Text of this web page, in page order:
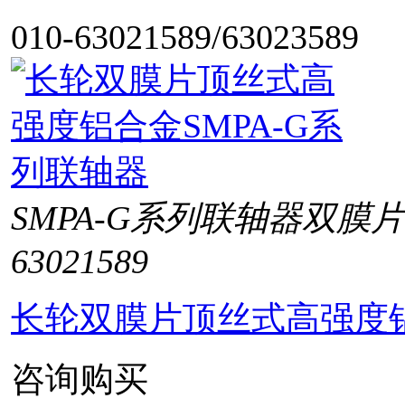
010-63021589/63023589
SMPA-G系列联轴器双膜
63021589
长轮双膜片顶丝式高强度
咨询购买